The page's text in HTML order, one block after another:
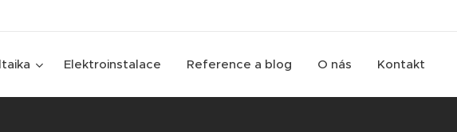
Elektroinstalace Reference a blog O nás Kontakt